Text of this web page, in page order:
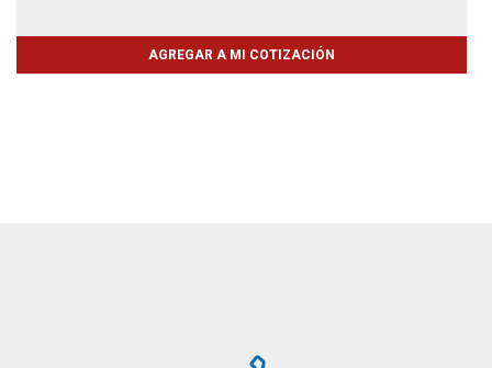
AGREGAR A MI COTIZACIÓN